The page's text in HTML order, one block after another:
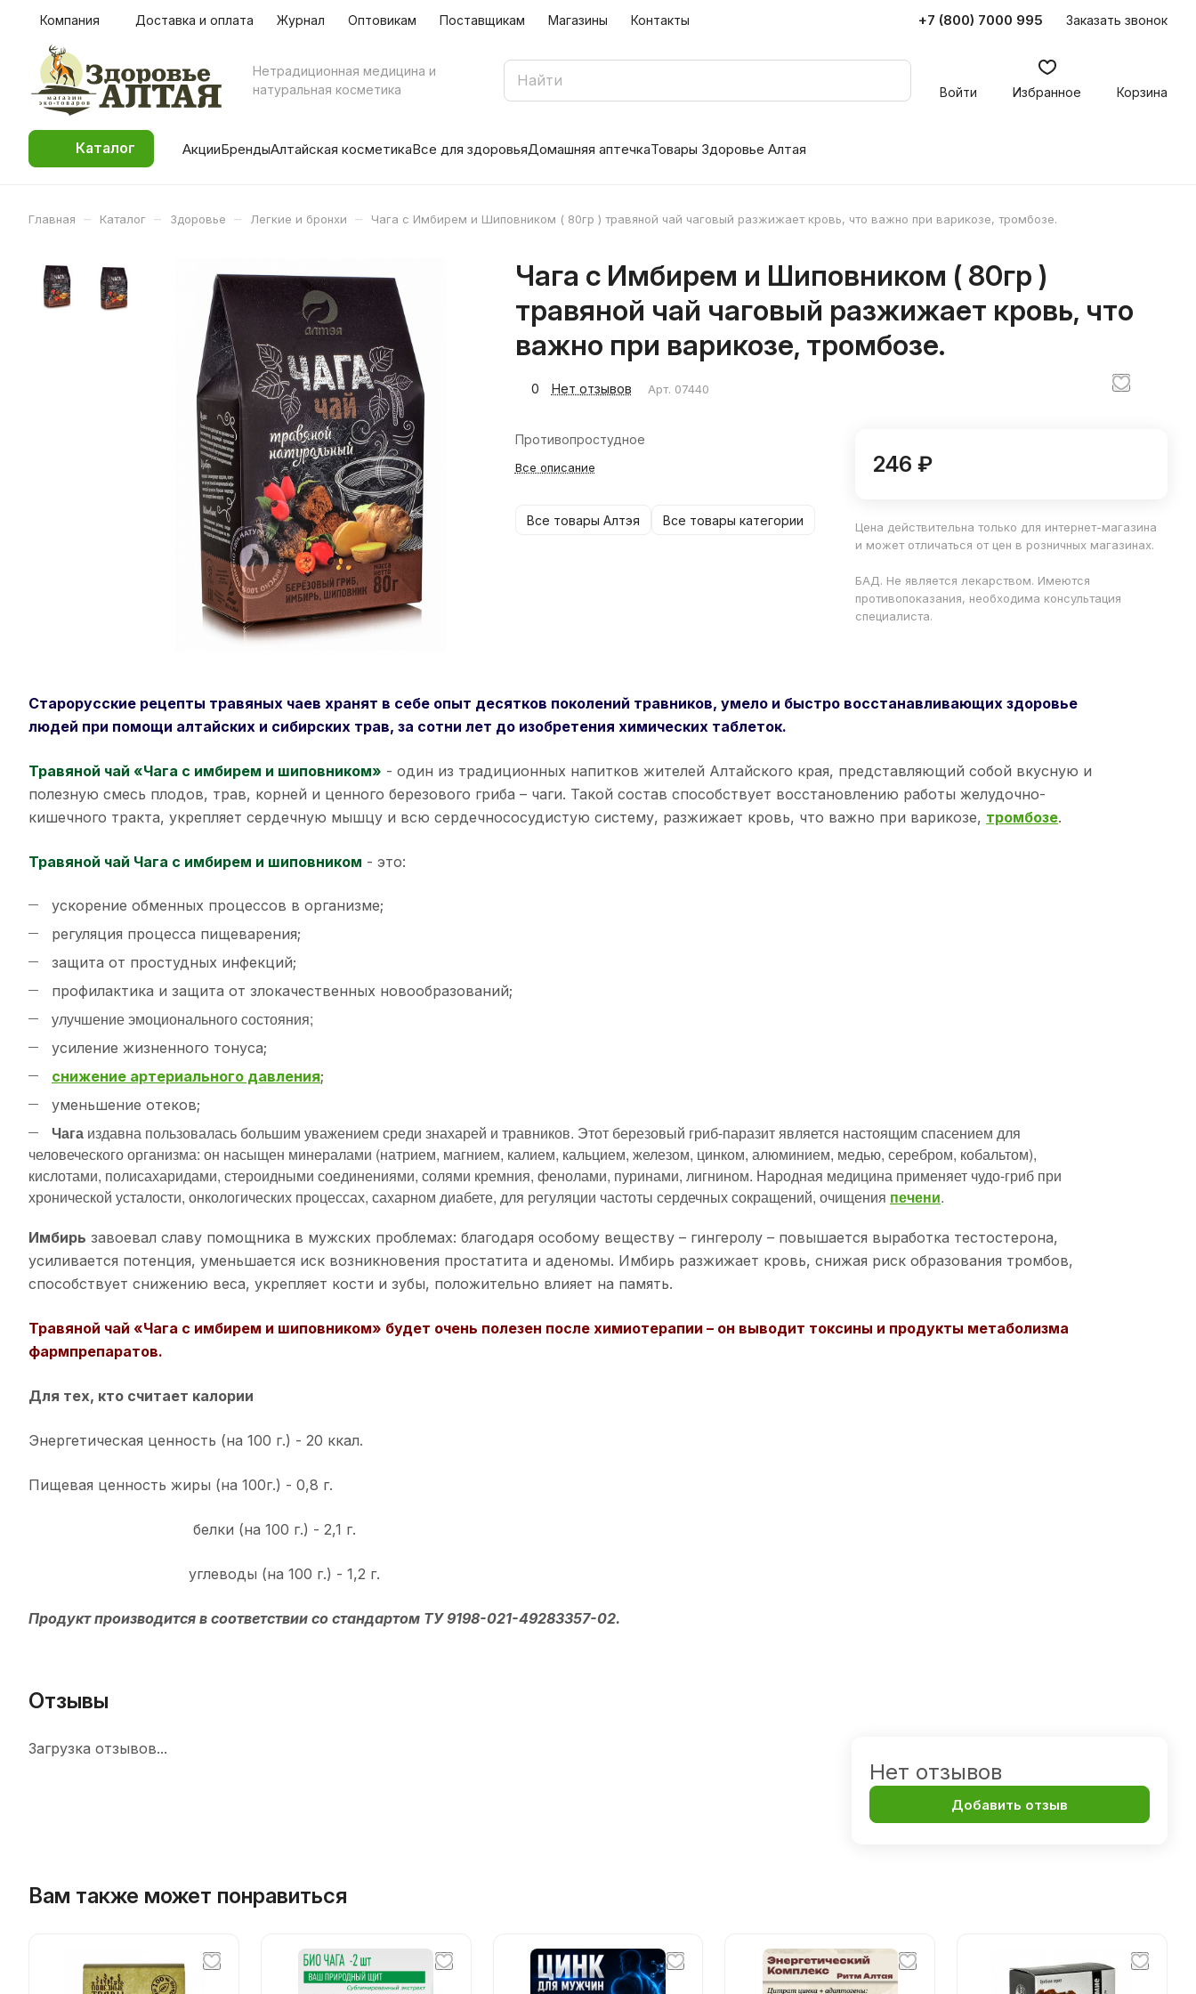
Компания Доставка и оплата Журнал Оптовикам Поставщикам Магазины Контакты +7 (800) 7000 995 Заказать звонок
Нетрадиционная медицина и
натуральная косметика
Войти Избранное Корзина
Каталог АкцииБрендыАлтайская косметикаВсе для здоровьяДомашняя аптечкаТовары Здоровье Алтая
Главная – Каталог – Здоровье – Легкие и бронхи – Чага с Имбирем и Шиповником ( 80гр ) травяной чай чаговый разжижает кровь, что важно при варикозе, тромбозе.
Чага с Имбирем и Шиповником ( 80гр )
травяной чай чаговый разжижает кровь, что
важно при варикозе, тромбозе.
0 Нет отзывов Арт. 07440
Противопростудное
Все описание
Все товары Алтэя Все товары категории
246 ₽
Цена действительна только для интернет-магазина
и может отличаться от цен в розничных магазинах.
БАД. Не является лекарством. Имеются
противопоказания, необходима консультация
специалиста.
Старорусские рецепты травяных чаев хранят в себе опыт десятков поколений травников, умело и быстро восстанавливающих здоровье
людей при помощи алтайских и сибирских трав, за сотни лет до изобретения химических таблеток.
Травяной чай «Чага с имбирем и шиповником» - один из традиционных напитков жителей Алтайского края, представляющий собой вкусную и
полезную смесь плодов, трав, корней и ценного березового гриба – чаги. Такой состав способствует восстановлению работы желудочно-
кишечного тракта, укрепляет сердечную мышцу и всю сердечнососудистую систему, разжижает кровь, что важно при варикозе, тромбозе.
Травяной чай Чага с имбирем и шиповником - это:
ускорение обменных процессов в организме;
регуляция процесса пищеварения;
защита от простудных инфекций;
профилактика и защита от злокачественных новообразований;
улучшение эмоционального состояния;
усиление жизненного тонуса;
снижение артериального давления;
уменьшение отеков;
Чага издавна пользовалась большим уважением среди знахарей и травников. Этот березовый гриб-паразит является настоящим спасением для
человеческого организма: он насыщен минералами (натрием, магнием, калием, кальцием, железом, цинком, алюминием, медью, серебром, кобальтом),
кислотами, полисахаридами, стероидными соединениями, солями кремния, фенолами, пуринами, лигнином. Народная медицина применяет чудо-гриб при
хронической усталости, онкологических процессах, сахарном диабете, для регуляции частоты сердечных сокращений, очищения печени.
Имбирь завоевал славу помощника в мужских проблемах: благодаря особому веществу – гингеролу – повышается выработка тестостерона,
усиливается потенция, уменьшается иск возникновения простатита и аденомы. Имбирь разжижает кровь, снижая риск образования тромбов,
способствует снижению веса, укрепляет кости и зубы, положительно влияет на память.
Травяной чай «Чага с имбирем и шиповником» будет очень полезен после химиотерапии – он выводит токсины и продукты метаболизма
фармпрепаратов.
Для тех, кто считает калории
Энергетическая ценность (на 100 г.) - 20 ккал.
Пищевая ценность жиры (на 100г.) - 0,8 г.
белки (на 100 г.) - 2,1 г.
углеводы (на 100 г.) - 1,2 г.
Продукт производится в соответствии со стандартом ТУ 9198-021-49283357-02.
Отзывы
Загрузка отзывов...
Нет отзывов
Добавить отзыв
Вам также может понравиться